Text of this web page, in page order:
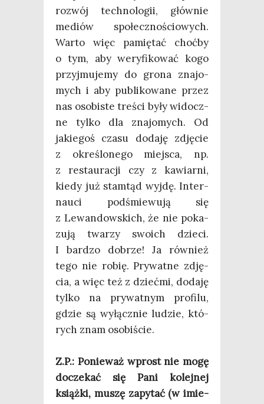
roz­wój tech­no­lo­gii, głów­nie
mediów spo­łecz­no­ścio­wych.
War­to więc pamię­tać choć­by
o tym, aby wery­fi­ko­wać kogo
przyj­mu­je­my do gro­na zna­jo­
mych i aby publi­ko­wa­ne przez
nas oso­bi­ste tre­ści były widocz­
ne tyl­ko dla zna­jo­mych. Od
jakie­goś cza­su doda­ję zdję­cie
z okre­ślo­ne­go miej­sca, np.
z restau­ra­cji czy z kawiar­ni,
kie­dy już stam­tąd wyj­dę. Inter­
nau­ci pod­śmie­wu­ją się
z Lewan­dow­skich, że nie poka­
zu­ją twa­rzy swo­ich dzie­ci.
I bar­dzo dobrze! Ja rów­nież
tego nie robię. Pry­wat­ne zdję­
cia, a więc też z dzieć­mi, doda­ję
tyl­ko na pry­wat­nym pro­fi­lu,
gdzie są wyłącz­nie ludzie, któ­
rych znam oso­bi­ście.
Z.P.: Ponie­waż wprost nie mogę
docze­kać się Pani kolej­nej
książ­ki, muszę zapy­tać (w imie­